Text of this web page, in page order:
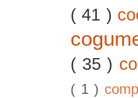
( 41 )
( 35 )
( 1 )